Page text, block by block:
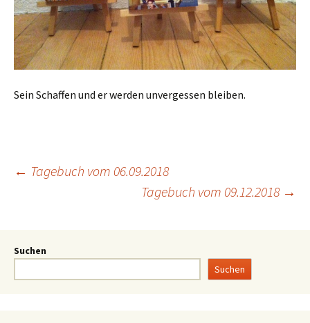
Sein Schaffen und er werden unvergessen bleiben.
← Tagebuch vom 06.09.2018
Tagebuch vom 09.12.2018 →
Suchen
Suchen